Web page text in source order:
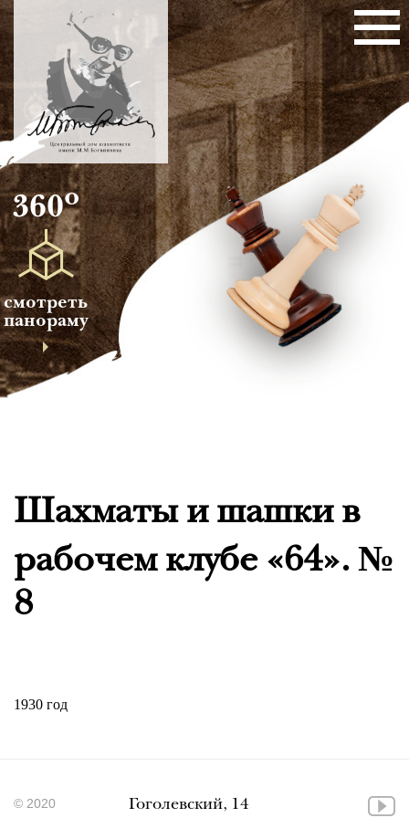
360о
смотреть
панораму
Шахматы и шашки в
рабочем клубе «64». №
8
1930 год
© 2020 Гоголевский, 14